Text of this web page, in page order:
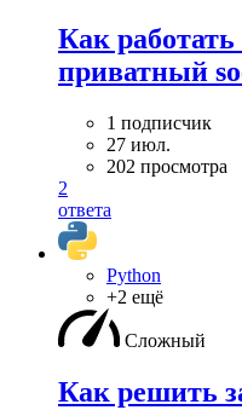
Как работать
приватный
1 подписчик
27 июл.
202 просмотра
2
ответа
Python
+2 ещё
Сложный
Как решить